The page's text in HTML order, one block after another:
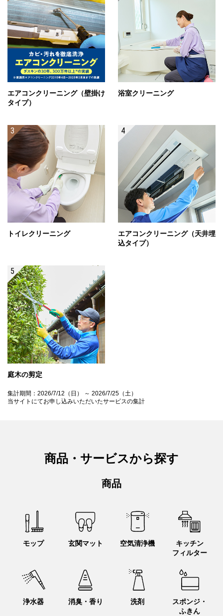
エアコンクリーニング（壁掛け
タイプ）
浴室クリーニング
トイレクリーニング
エアコンクリーニング（天井埋
込タイプ）
庭木の剪定
集計期間：2026/7/12（日） ～ 2026/7/25（土）
当サイトにてお申し込みいただいたサービスの集計
商品・サービスから探す
商品
モップ 玄関マット 空気清浄機
キッチン
フィルター
浄水器 消臭・香り 洗剤
スポンジ・
ふきん